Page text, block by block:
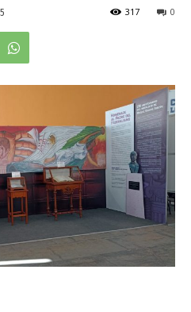
0
317